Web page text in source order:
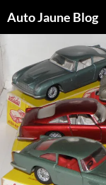
Auto Jaune Blog
CONTENU